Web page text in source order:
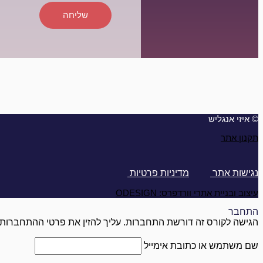
שליחה
© איזי אנגליש
תקנון אתר
נגישות אתר
מדיניות פרטיות
עיצוב ובניית אתרי וורדפרס: ODESIGN
התחבר
הגישה לקורס זה דורשת התחברות. עליך להזין את פרטי ההתחברות
שם משתמש או כתובת אימייל